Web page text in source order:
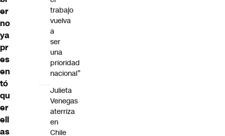
er
no
ya
pr
es
en
tó
qu
er
ell
as
trabajo
vuelva
a
ser
una
prioridad
nacional”
Julieta
Venegas
aterriza
en
Chile